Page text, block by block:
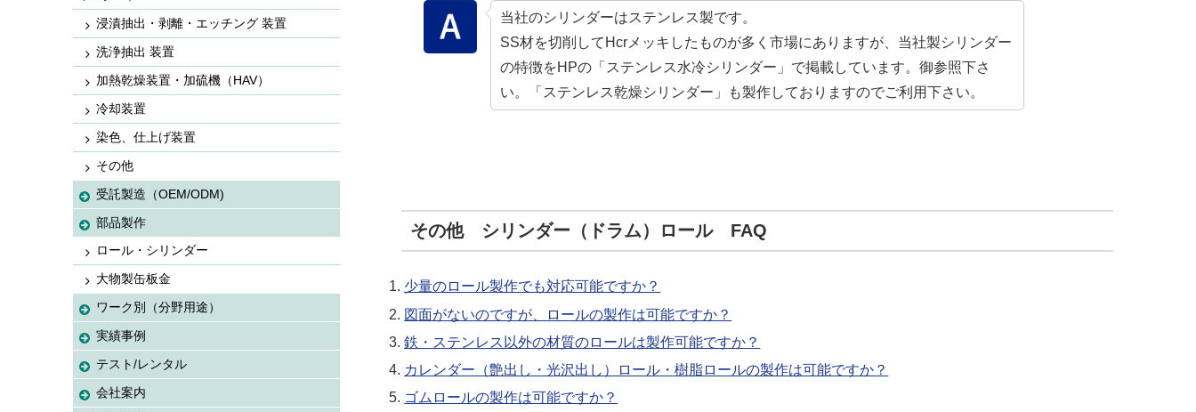
当社のシリンダーはステンレス製です。
SS材を切削してHcrメッキしたものが多く市場にありますが、当社製シリンダー
の特徴をHPの「ステンレス水冷シリンダー」で掲載しています。御参照下さ
い。「ステンレス乾燥シリンダー」も製作しておりますのでご利用下さい。
その他 シリンダー（ドラム）ロール FAQ
少量のロール製作でも対応可能ですか？
図面がないのですが、ロールの製作は可能ですか？
鉄・ステンレス以外の材質のロールは製作可能ですか？
カレンダー（艶出し・光沢出し）ロール・樹脂ロールの製作は可能ですか？
ゴムロールの製作は可能ですか？
浸漬抽出・剥離・エッチング 装置
洗浄抽出 装置
加熱乾燥装置・加硫機（HAV）
冷却装置
染色、仕上げ装置
その他
受託製造（OEM/ODM)
部品製作
ロール・シリンダー
大物製缶板金
ワーク別（分野用途）
実績事例
テスト/レンタル
会社案内